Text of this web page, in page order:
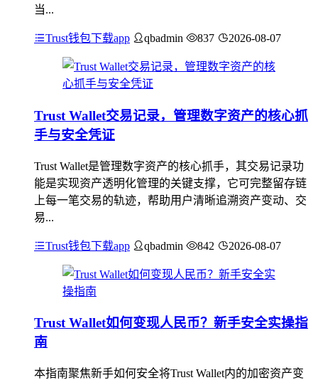
当...
Trust钱包下载app qbadmin 837 2026-08-07
Trust Wallet交易记录，管理数字资产的核心抓
手与安全凭证
Trust Wallet是管理数字资产的核心抓手，其交易记录功
能是实现资产透明化管理的关键支撑，它可完整留存链
上每一笔交易的轨迹，帮助用户清晰追溯资产变动、交
易...
Trust钱包下载app qbadmin 842 2026-08-07
Trust Wallet如何变现人民币？新手安全实操指
南
本指南聚焦新手如何安全将Trust Wallet内的加密资产变